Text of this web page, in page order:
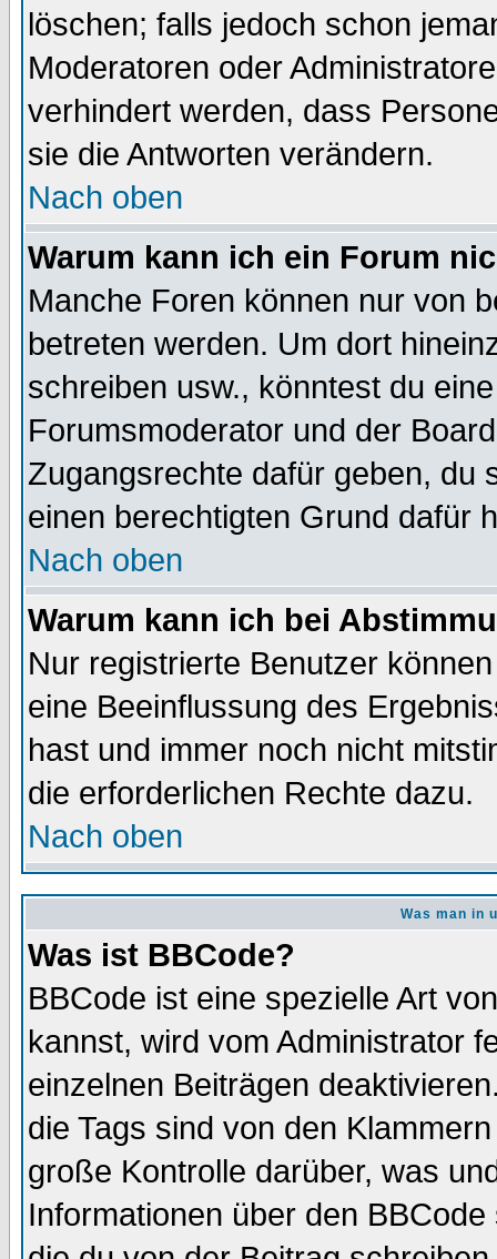
löschen; falls jedoch schon
Moderatoren oder
verhindert werden, dass
sie die Antworten verändern.
Nach oben
Warum kann ich ein Forum
Manche Foren können nur von
betreten werden. Um dort
schreiben usw., könntest du
Forumsmoderator und der
Zugangsrechte dafür geben, du
einen berechtigten Grund dafür
Nach oben
Warum kann ich bei
Nur registrierte Benutzer
eine Beeinflussung des
hast und immer noch nicht
die erforderlichen Rechte dazu.
Nach oben
Was man in
Was ist BBCode?
BBCode ist eine spezielle Art
kannst, wird vom Administrator
einzelnen Beiträgen
die Tags sind von den
große Kontrolle darüber, was
Informationen über den